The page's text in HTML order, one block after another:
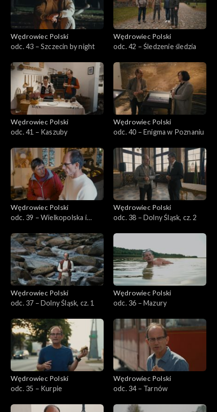
Wędrowiec Polski
odc. 43 – Szczecin by night
Wędrowiec Polski
odc. 42 – Śledzenie śledzia
Wędrowiec Polski
odc. 41 – Kaszuby
Wędrowiec Polski
odc. 40 – Enigma w Poznaniu
Wędrowiec Polski
odc. 39 – Wielkopolska i
Wędrowiec Polski
odc. 38 – Dolny Śląsk, cz. 2
Wędrowiec Polski
odc. 37 – Dolny Śląsk, cz. 1
Wędrowiec Polski
odc. 36 – Mazury
Wędrowiec Polski
odc. 35 – Kurpie
Wędrowiec Polski
odc. 34 – Tarnów